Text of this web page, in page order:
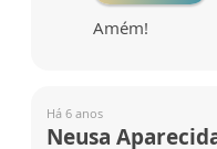
Amém!
Há 6 anos
Neusa